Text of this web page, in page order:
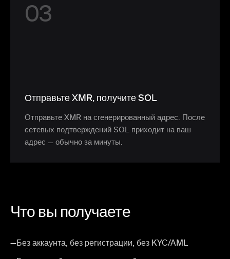
03
Отправьте XMR, получите SOL
Отправьте XMR на сгенерированный адрес. После
сетевых подтверждений SOL приходит на ваш
адрес — обычно за минуты.
Что вы получаете
—Без аккаунта, без регистрации, без KYC/AML